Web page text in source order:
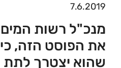
7.6.2019
מנכ"ל רשות
את הפוסט הזה,
שהוא יצטרך לתת